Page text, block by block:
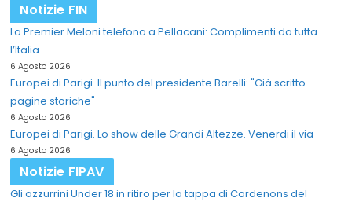
Notizie FIN
La Premier Meloni telefona a Pellacani: Complimenti da tutta
l’Italia
6 Agosto 2026
Europei di Parigi. Il punto del presidente Barelli: "Già scritto
pagine storiche"
6 Agosto 2026
Europei di Parigi. Lo show delle Grandi Altezze. Venerdi il via
6 Agosto 2026
Notizie FIPAV
Gli azzurrini Under 18 in ritiro per la tappa di Cordenons del